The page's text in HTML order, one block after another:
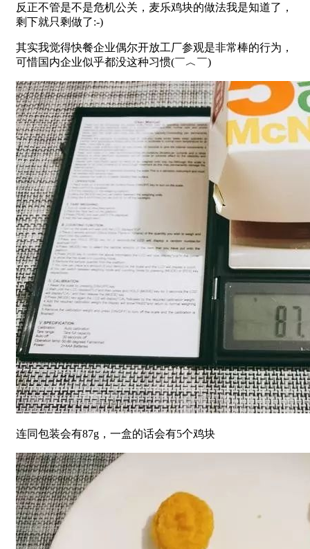
反正不管是不是危机公关，麦乐鸡块的做法我是知道了，
剩下就只剩做了:-)
其实我觉得快餐企业偶尔开放工厂参观是非常棒的行为，
可惜国内企业似乎都没这种习惯(￣︿￣)
连同包装会有87g，一盒的话会有5个鸡块